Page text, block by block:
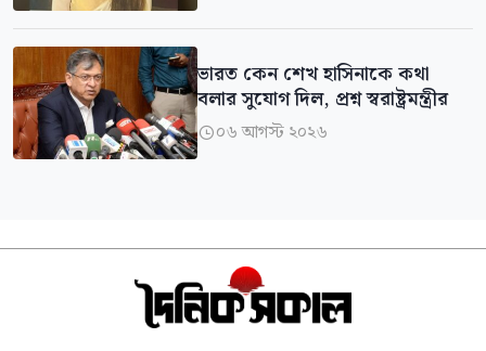
ভারত কেন শেখ হাসিনাকে কথা
বলার সুযোগ দিল, প্রশ্ন স্বরাষ্ট্রমন্ত্রীর
০৬ আগস্ট ২০২৬